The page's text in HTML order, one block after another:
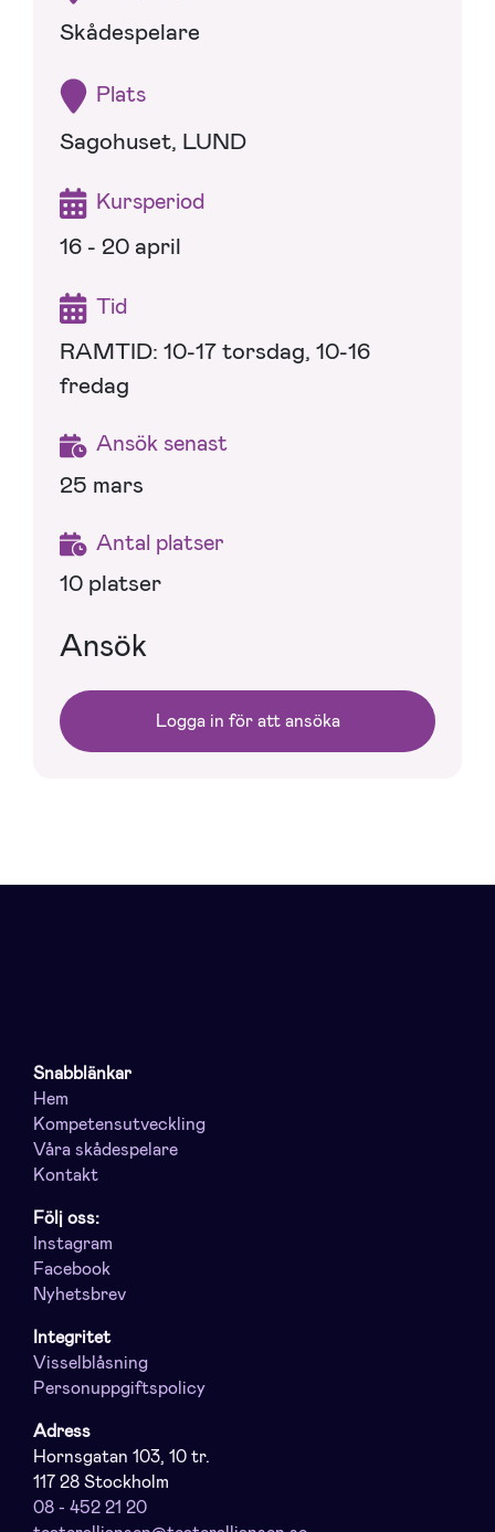
Skådespelare
Plats
Sagohuset, LUND
Kursperiod
16 - 20 april
Tid
RAMTID: 10-17 torsdag, 10-16
fredag
Ansök senast
25 mars
Antal platser
10 platser
Ansök
Logga in för att ansöka
Snabblänkar
Hem
Kompetensutveckling
Våra skådespelare
Kontakt
Följ oss:
Instagram
Facebook
Nyhetsbrev
Integritet
Visselblåsning
Personuppgiftspolicy
Adress
Hornsgatan 103, 10 tr.
117 28 Stockholm
08 - 452 21 20